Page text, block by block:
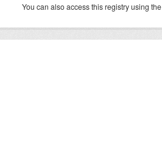
You can also access this registry using the